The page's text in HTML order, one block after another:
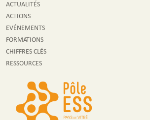
ACTUALITÉS
ACTIONS
EVÉNEMENTS
FORMATIONS
CHIFFRES CLÉS
RESSOURCES